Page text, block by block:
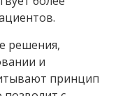
решения,
и
принцип